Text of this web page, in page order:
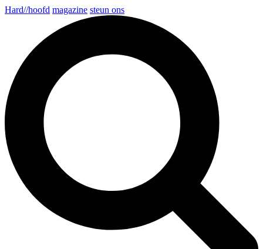
Hard//hoofd magazine steun ons